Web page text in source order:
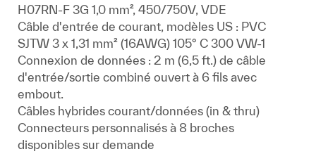
H07RN-F 3G 1,0 mm², 450/750V, VDE
Câble d'entrée de courant, modèles US : PVC
SJTW 3 x 1,31 mm² (16AWG) 105° C 300 VW-1
Connexion de données : 2 m (6,5 ft.) de câble
d'entrée/sortie combiné ouvert à 6 fils avec
embout.
Câbles hybrides courant/données (in & thru)
Connecteurs personnalisés à 8 broches
disponibles sur demande